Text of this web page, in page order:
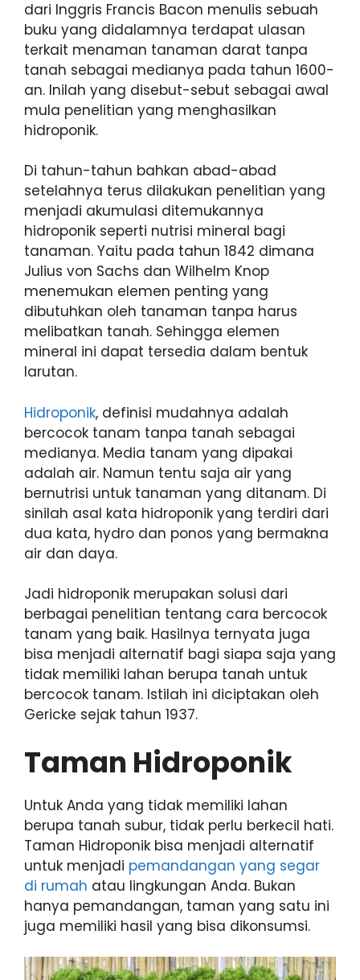
dari Inggris Francis Bacon menulis sebuah
buku yang didalamnya terdapat ulasan
terkait menaman tanaman darat tanpa
tanah sebagai medianya pada tahun 1600-
an. Inilah yang disebut-sebut sebagai awal
mula penelitian yang menghasilkan
hidroponik.
Di tahun-tahun bahkan abad-abad
setelahnya terus dilakukan penelitian yang
menjadi akumulasi ditemukannya
hidroponik seperti nutrisi mineral bagi
tanaman. Yaitu pada tahun 1842 dimana
Julius von Sachs dan Wilhelm Knop
menemukan elemen penting yang
dibutuhkan oleh tanaman tanpa harus
melibatkan tanah. Sehingga elemen
mineral ini dapat tersedia dalam bentuk
larutan.
Hidroponik, definisi mudahnya adalah
bercocok tanam tanpa tanah sebagai
medianya. Media tanam yang dipakai
adalah air. Namun tentu saja air yang
bernutrisi untuk tanaman yang ditanam. Di
sinilah asal kata hidroponik yang terdiri dari
dua kata, hydro dan ponos yang bermakna
air dan daya.
Jadi hidroponik merupakan solusi dari
berbagai penelitian tentang cara bercocok
tanam yang baik. Hasilnya ternyata juga
bisa menjadi alternatif bagi siapa saja yang
tidak memiliki lahan berupa tanah untuk
bercocok tanam. Istilah ini diciptakan oleh
Gericke sejak tahun 1937.
Taman Hidroponik
Untuk Anda yang tidak memiliki lahan
berupa tanah subur, tidak perlu berkecil hati.
Taman Hidroponik bisa menjadi alternatif
untuk menjadi pemandangan yang segar
di rumah atau lingkungan Anda. Bukan
hanya pemandangan, taman yang satu ini
juga memiliki hasil yang bisa dikonsumsi.